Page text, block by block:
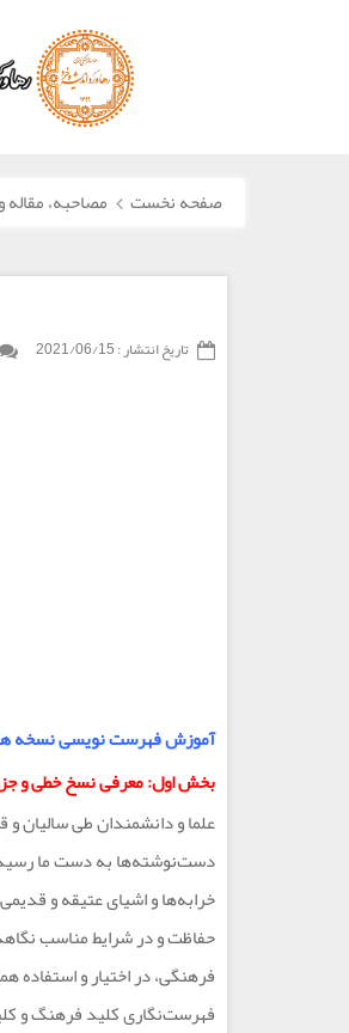
صفحه نخست مصاحبه،
تاریخ انتشار :2021/06/15
آموزش فهرست نویسی نسخه
بخش اول: معرفی نسخ خطی و
علما و دانشمندان طی سالیان
دست‌نوشته‌ها به دست ما رسیده
خرابه‌ها و اشیای عتیقه و
حفاظت و در شرایط مناسب
فرهنگی، در اختیار و
فهرست‌نگاری کلید فرهنگ و